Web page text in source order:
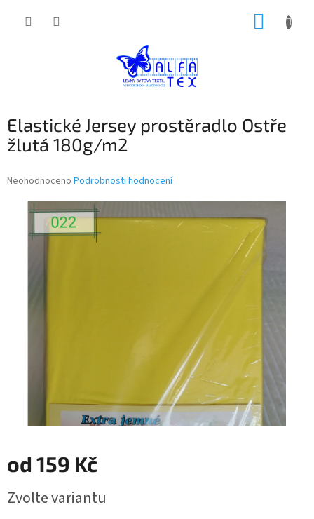
Elastické Jersey prostěradlo Ostře
žlutá 180g/m2
Průměrné
produktu
Neohodnoceno Podrobnosti hodnocení
od 159 Kč
cena:
Zvolte variantu